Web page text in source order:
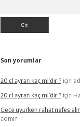
Son yorumlar
20 cl ayran kaç ml’dir ?için
20 cl ayran kaç ml’dir ?için
Gece uyurken rahat nefes
admin